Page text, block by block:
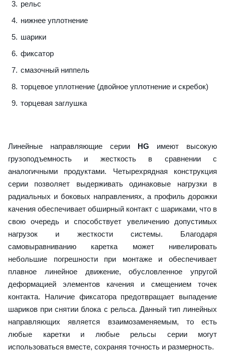
рельс
нижнее уплотнение
шарики
фиксатор
смазочный ниппель
торцевое уплотнение (двойное уплотнение и скребок)
торцевая заглушка
Линейные направляющие серии HG имеют высокую
грузоподъемность и жесткость в сравнении с
аналогичными продуктами. Четырехрядная конструкция
серии позволяет выдерживать одинаковые нагрузки в
радиальных и боковых направлениях, а профиль дорожки
качения обеспечивает обширный контакт с шариками, что в
свою очередь и способствует увеличению допустимых
нагрузок и жесткости системы. Благодаря
самовыравниванию каретка может нивелировать
небольшие погрешности при монтаже и обеспечивает
плавное линейное движение, обусловленное упругой
деформацией элементов качения и смещением точек
контакта. Наличие фиксатора предотвращает выпадение
шариков при снятии блока с рельса. Данный тип линейных
направляющих является взаимозаменяемым, то есть
любые каретки и любые рельсы серии могут
использоваться вместе, сохраняя точность и размерность.